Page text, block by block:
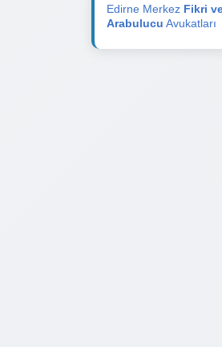
Edirne Merkez Fikri
Arabulucu Avukatları